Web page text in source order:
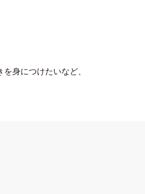
⾝につけたいなど、